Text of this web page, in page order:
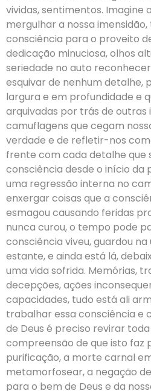
vividas, sentimentos. Imagine
mergulhar a nossa
consciência para o proveito
dedicação minuciosa, olhos
seriedade no auto
esquivar de nenhum detalhe,
largura e em profundidade e
arquivadas por trás de outras
camuflagens que cegam
verdade e de refletir-nos
frente com cada detalhe que
consciência desde o início da
uma regressão interna no
enxergar coisas que a
esmagou causando feridas
nunca curou, o tempo pode
consciência viveu, guardou
estante, e ainda está lá,
uma vida sofrida. Memórias,
decepções, ações
capacidades, tudo está ali
trabalhar essa consciência e
de Deus é preciso revirar
compreensão de que isto faz
purificação, a morte carnal
metamorfosear, a negação
para o bem de Deus e da